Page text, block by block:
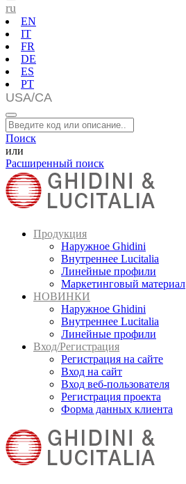
ru
EN
IT
FR
DE
ES
PT
Поиск
или
Расширенный поиск
Продукция
Наружное Ghidini
Внутреннее Lucitalia
Линейные профили
Маркетинговый материал
НОВИНКИ
Наружное Ghidini
Внутреннее Lucitalia
Линейные профили
Вход/Регистрация
Регистрация на сайте
Вход на сайт
Вход веб-пользователя
Регистрация проекта
Форма данных клиента